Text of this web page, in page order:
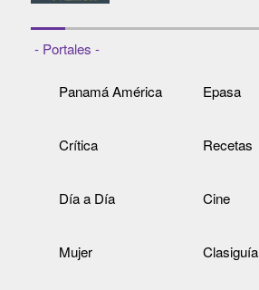
- Portales -
Panamá América Epasa
Crítica Recetas
Día a Día Cine
Mujer Clasiguía